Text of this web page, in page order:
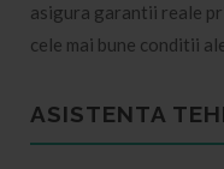
asigura garantii reale
cele mai bune conditii
ASISTENTA